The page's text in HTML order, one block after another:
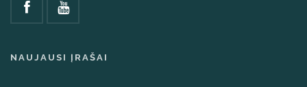
NAUJAUSI ĮRAŠAI